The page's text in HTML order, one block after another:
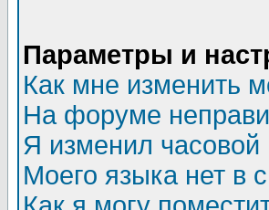
Параметры и
Как мне изменить
На форуме
Я изменил часовой
Моего языка нет в